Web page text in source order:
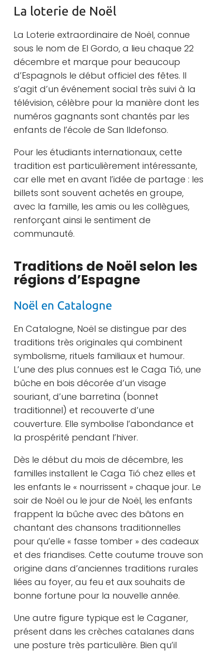
La loterie de Noël
La Loterie extraordinaire de Noël, connue
sous le nom de El Gordo, a lieu chaque 22
décembre et marque pour beaucoup
d’Espagnols le début officiel des fêtes. Il
s’agit d’un événement social très suivi à la
télévision, célèbre pour la manière dont les
numéros gagnants sont chantés par les
enfants de l’école de San Ildefonso.
Pour les étudiants internationaux, cette
tradition est particulièrement intéressante,
car elle met en avant l’idée de partage : les
billets sont souvent achetés en groupe,
avec la famille, les amis ou les collègues,
renforçant ainsi le sentiment de
communauté.
Traditions de Noël selon les
régions d’Espagne
Noël en Catalogne
En Catalogne, Noël se distingue par des
traditions très originales qui combinent
symbolisme, rituels familiaux et humour.
L’une des plus connues est le Caga Tió, une
bûche en bois décorée d’un visage
souriant, d’une barretina (bonnet
traditionnel) et recouverte d’une
couverture. Elle symbolise l’abondance et
la prospérité pendant l’hiver.
Dès le début du mois de décembre, les
familles installent le Caga Tió chez elles et
les enfants le « nourrissent » chaque jour. Le
soir de Noël ou le jour de Noël, les enfants
frappent la bûche avec des bâtons en
chantant des chansons traditionnelles
pour qu’elle « fasse tomber » des cadeaux
et des friandises. Cette coutume trouve son
origine dans d’anciennes traditions rurales
liées au foyer, au feu et aux souhaits de
bonne fortune pour la nouvelle année.
Une autre figure typique est le Caganer,
présent dans les crèches catalanes dans
une posture très particulière. Bien qu’il